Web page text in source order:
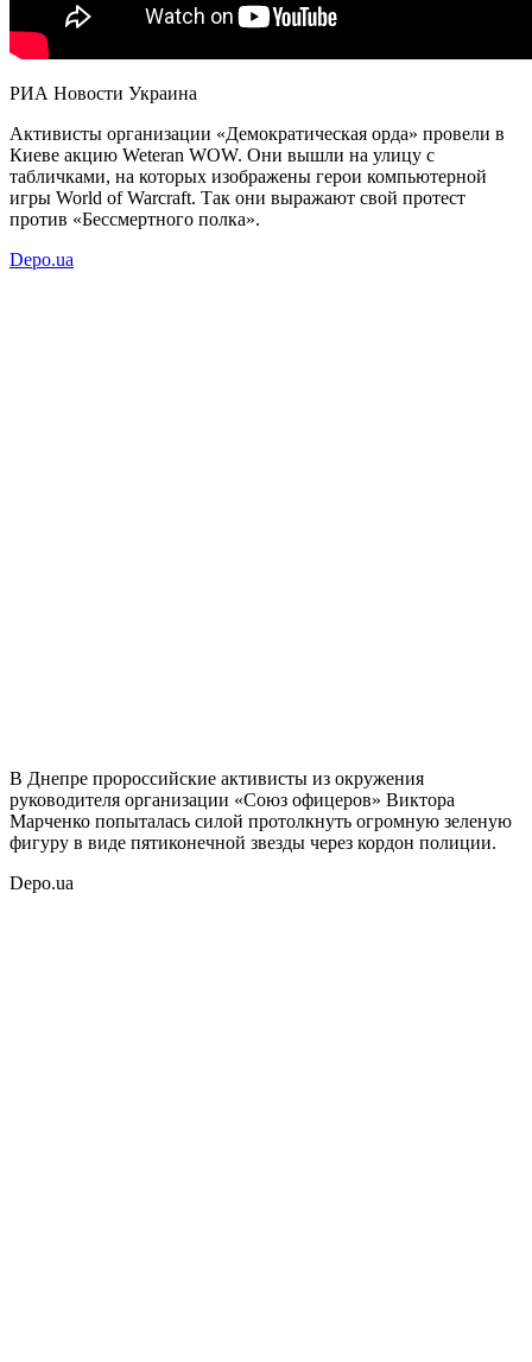
РИА Новости Украина
Активисты организации «Демократическая орда» провели в
Киеве акцию Weteran WOW. Они вышли на улицу с
табличками, на которых изображены герои компьютерной
игры World of Warcraft. Так они выражают свой протест
против «Бессмертного полка».
Depo.ua
В Днепре пророссийские активисты из окружения
руководителя организации «Союз офицеров» Виктора
Марченко попыталась силой протолкнуть огромную зеленую
фигуру в виде пятиконечной звезды через кордон полиции.
Depo.ua